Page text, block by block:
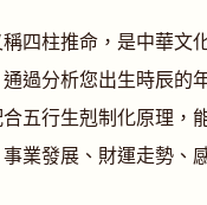
四柱推命，是中華文
過分析您出生時辰的
五行生剋制化原理，
業發展、財運走勢、